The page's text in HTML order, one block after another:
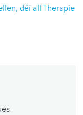
déi all Therapie